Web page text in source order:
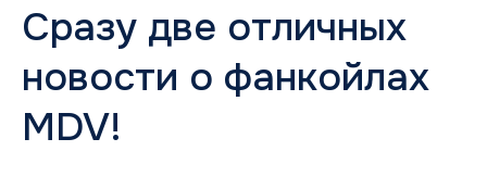
Сразу две отличных
новости о фанкойлах
MDV!